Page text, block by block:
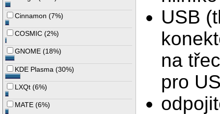
Cinnamon (7%)
COSMIC (2%)
GNOME (18%)
KDE Plasma (30%)
LXQt (6%)
MATE (6%)
USB
na
pro